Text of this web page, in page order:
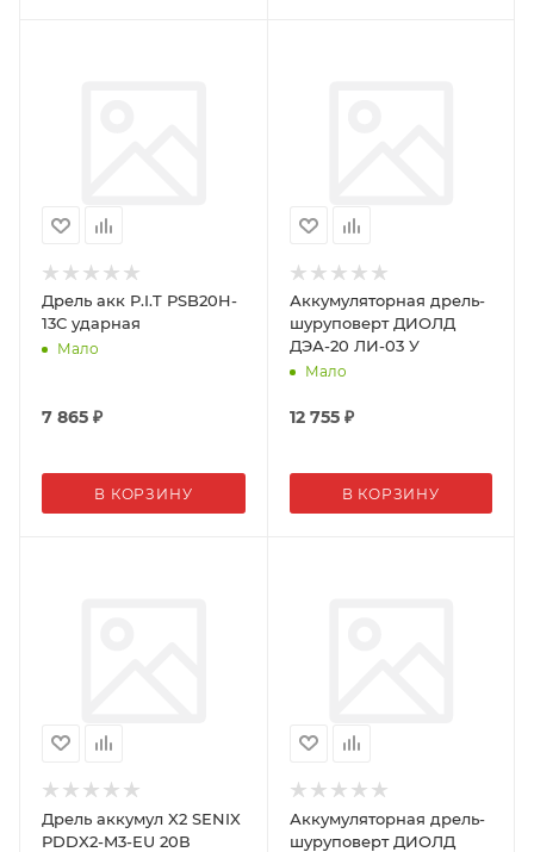
Дрель акк P.I.T PSB20H-
13С ударная
Мало
7 865 ₽
В КОРЗИНУ
Аккумуляторная дрель-
шуруповерт ДИОЛД
ДЭА-20 ЛИ-03 У
Мало
12 755₽
В КОРЗИНУ
Дрель аккумул X2 SENIX
PDDX2-M3-EU 20В
Аккумуляторная дрель-
шуруповерт ДИОЛД